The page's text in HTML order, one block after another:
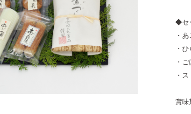
◆セ
・
・
・
・
賞味